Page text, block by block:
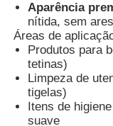
Todos os casos
Pedir um
Máquina de
Aparência
nítida, sem
Áreas de
Produtos para
tetinas)
Limpeza de
tigelas)
Itens de
suave